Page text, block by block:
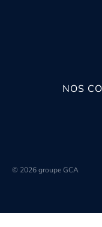
NOS
© 2026 groupe GCA